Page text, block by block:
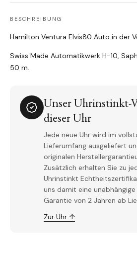
BESCHREIBUNG
Hamilton Ventura Elvis80 Auto in der
Swiss Made Automatikwerk H-10,
50 m.
Unser Uhrinstinkt-
dieser Uhr
Jede neue Uhr wird im
Lieferumfang ausgeliefert
originalen
Zusätzlich erhalten Sie zu
Uhrinstinkt
uns damit eine
Garantie von 2 Jahren ab
Zur Uhr ↑